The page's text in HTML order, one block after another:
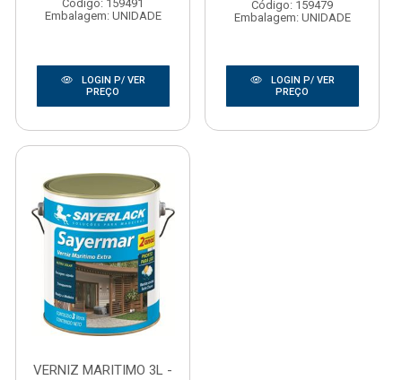
Código: 159491
Embalagem: UNIDADE
LOGIN P/ VER
PREÇO
Código: 159479
Embalagem: UNIDADE
LOGIN P/ VER
PREÇO
VERNIZ MARITIMO 3L -